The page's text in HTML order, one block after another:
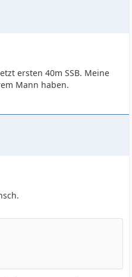
ersten 40m SSB. Meine
Mann haben.